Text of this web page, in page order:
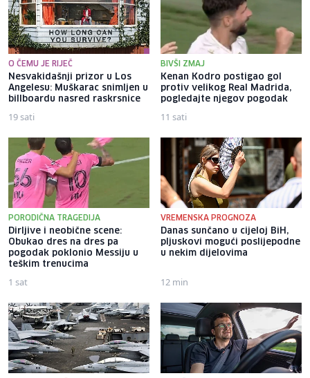
O ČEMU JE RIJEČ
Nesvakidašnji prizor u Los
Angelesu: Muškarac snimljen u
billboardu nasred raskrsnice
19 sati
BIVŠI ZMAJ
Kenan Kodro postigao gol
protiv velikog Real Madrida,
pogledajte njegov pogodak
11 sati
PORODIČNA TRAGEDIJA
Dirljive i neobične scene:
Obukao dres na dres pa
pogodak poklonio Messiju u
teškim trenucima
1 sat
VREMENSKA PROGNOZA
Danas sunčano u cijeloj BiH,
pljuskovi mogući poslijepodne
u nekim dijelovima
12 min